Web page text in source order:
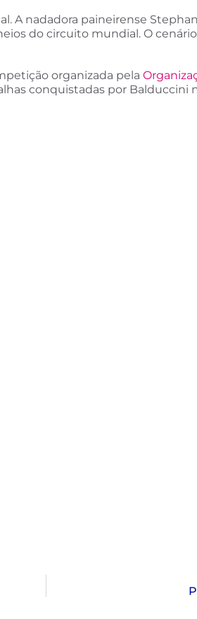
A nadadora paineirense
do circuito mundial. O
organizada pela
conquistadas por